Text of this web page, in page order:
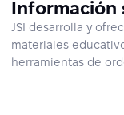
Información
JSI desarrolla y
materiales
herramientas de